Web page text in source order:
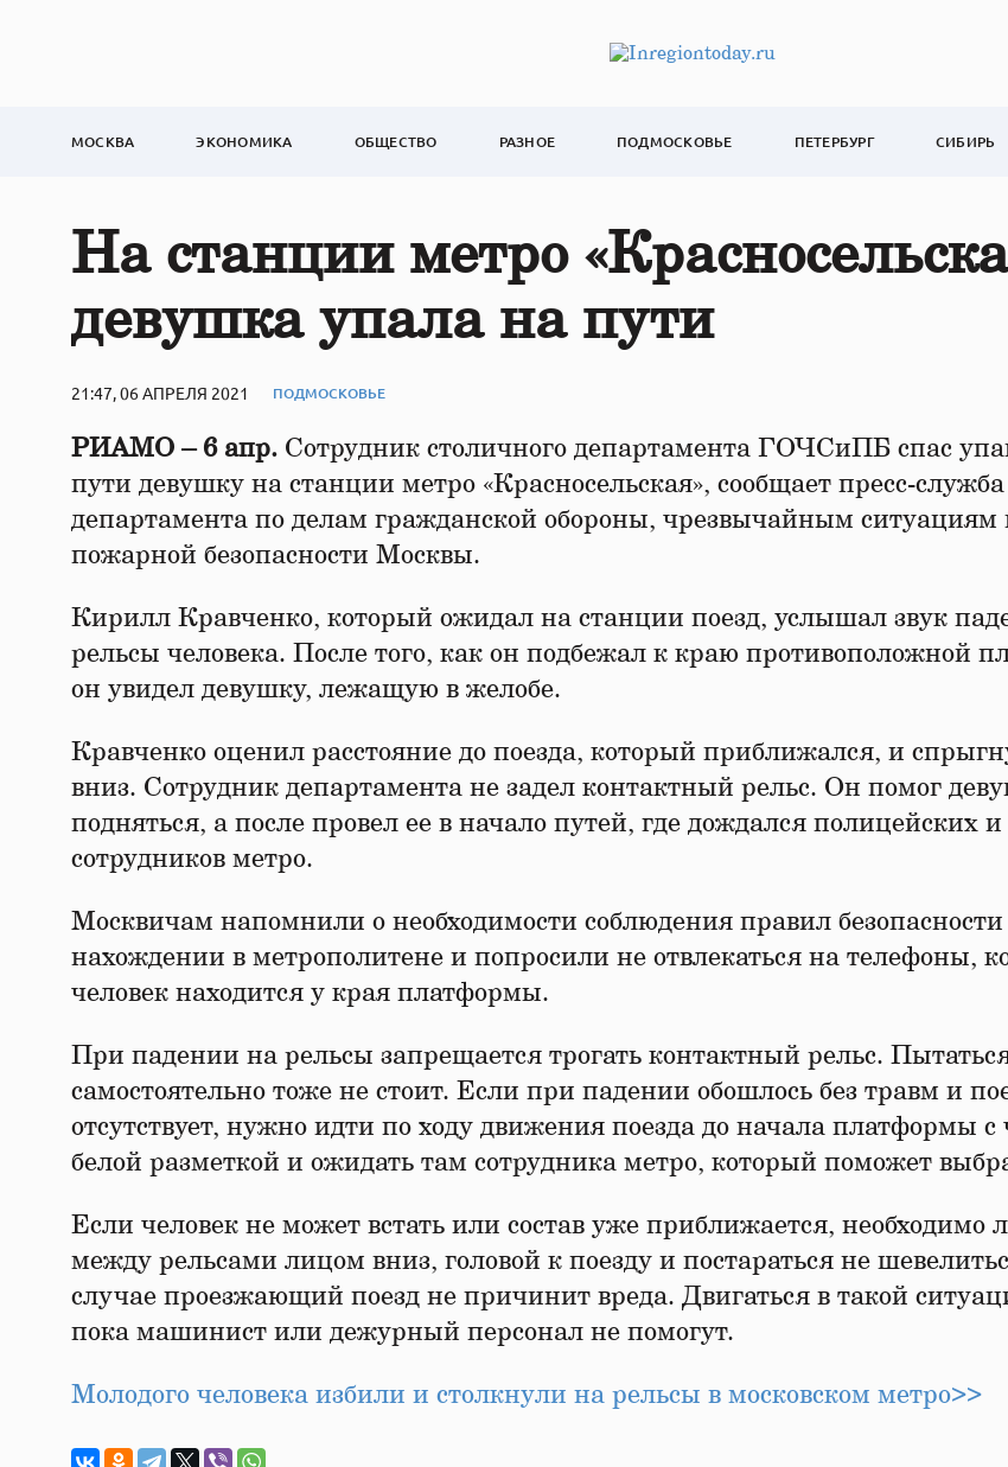
МОСКВА ЭКОНОМИКА ОБЩЕСТВО РАЗНОЕ ПОДМОСКОВЬЕ ПЕТЕРБУРГ СИБИРЬ
На станции метро
девушка упала на пути
21:47, 06 АПРЕЛЯ 2021 ПОДМОСКОВЬЕ
РИАМО – 6 апр. Сотрудник столичного департамента ГОЧСиПБ спас
пути девушку на станции метро «Красносельская», сообщает пресс-служба
департамента по делам гражданской обороны, чрезвычайным ситуациям
пожарной безопасности Москвы.
Кирилл Кравченко, который ожидал на станции поезд, услышал звук
рельсы человека. После того, как он подбежал к краю противоположной
он увидел девушку, лежащую в желобе.
Кравченко оценил расстояние до поезда, который приближался, и
вниз. Сотрудник департамента не задел контактный рельс. Он помог
подняться, а после провел ее в начало путей, где дождался полицейских и
сотрудников метро.
Москвичам напомнили о необходимости соблюдения правил
нахождении в метрополитене и попросили не отвлекаться на телефоны,
человек находится у края платформы.
При падении на рельсы запрещается трогать контактный рельс.
самостоятельно тоже не стоит. Если при падении обошлось без травм и
отсутствует, нужно идти по ходу движения поезда до начала платформы с
белой разметкой и ожидать там сотрудника метро, который поможет
Если человек не может встать или состав уже приближается, необходимо
между рельсами лицом вниз, головой к поезду и постараться не
случае проезжающий поезд не причинит вреда. Двигаться в такой
пока машинист или дежурный персонал не помогут.
Молодого человека избили и столкнули на рельсы в московском метро>>